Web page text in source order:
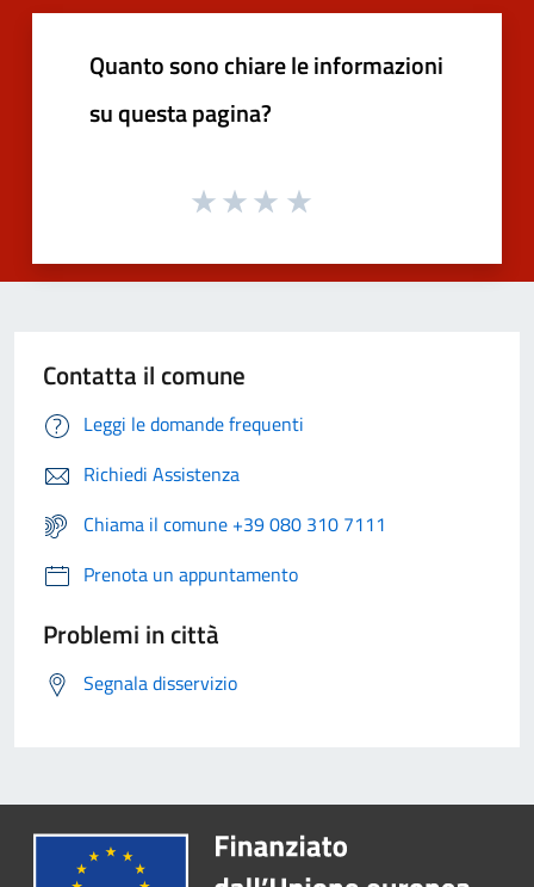
Quanto sono chiare le informazioni
su questa pagina?
Contatta il comune
Leggi le domande frequenti
Richiedi Assistenza
Chiama il comune +39 080 310 7111
Prenota un appuntamento
Problemi in città
Segnala disservizio